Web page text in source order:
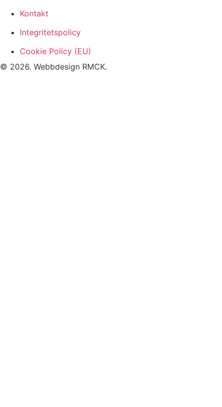
Kontakt
Integritetspolicy
Cookie Policy (EU)
© 2026. Webbdesign RMCK.